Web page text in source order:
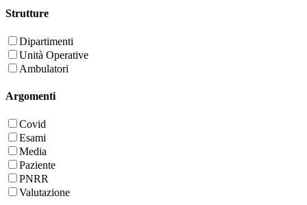
Strutture
Dipartimenti
Unità Operative
Ambulatori
Argomenti
Covid
Esami
Media
Paziente
PNRR
Valutazione